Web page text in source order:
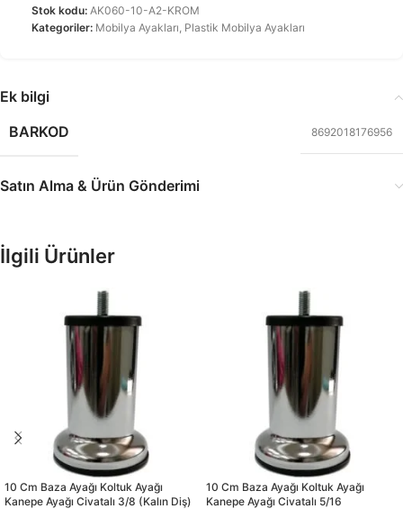
Stok kodu: AK060-10-A2-KROM
Kategoriler: Mobilya Ayakları, Plastik Mobilya Ayakları
Ek bilgi
BARKOD
8692018176956
Satın Alma & Ürün Gönderimi
İlgili Ürünler
10 Cm Baza Ayağı Koltuk Ayağı
Kanepe Ayağı Civatalı 3/8 (kalın Diş)
10 Cm Baza Ayağı Koltuk Ayağı
Kanepe Ayağı Civatalı 5/16